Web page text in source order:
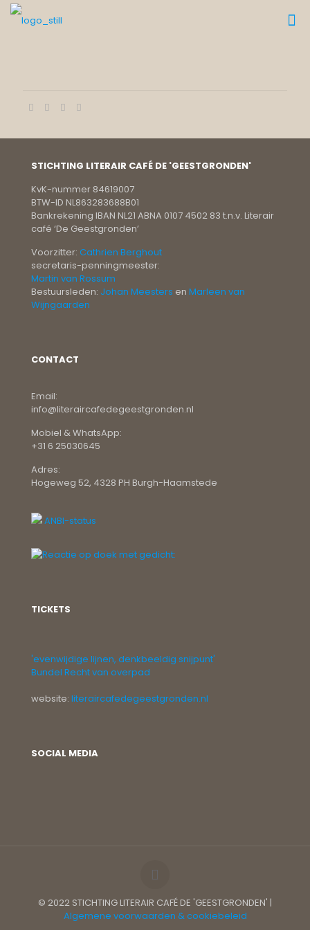
STICHTING LITERAIR CAFÉ DE 'GEESTGRONDEN'
KvK-nummer 84619007
BTW-ID NL863283688B01
Bankrekening IBAN NL21 ABNA 0107 4502 83 t.n.v. Literair
café ‘De Geestgronden’
Voorzitter: Cathrien Berghout
secretaris-penningmeester:
Martin van Rossum
Bestuursleden: Johan Meesters en Marleen van
Wijngaarden
CONTACT
Email:
info@literaircafedegeestgronden.nl
Mobiel & WhatsApp:
+31 6 25030645
Adres:
Hogeweg 52, 4328 PH Burgh-Haamstede
ANBI-status
TICKETS
'evenwijdige lijnen, denkbeeldig snijpunt'
Bundel Recht van overpad
website: literaircafedegeestgronden.nl
SOCIAL MEDIA
© 2022 STICHTING LITERAIR CAFÉ DE 'GEESTGRONDEN' |
Algemene voorwaarden & cookiebeleid